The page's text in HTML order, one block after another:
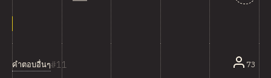
11
คำตอบอื่นๆ 73